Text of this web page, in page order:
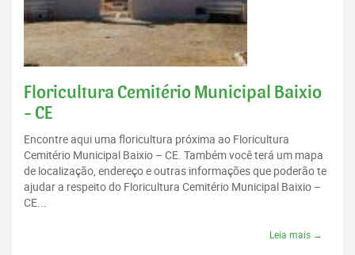
Floricultura Cemitério Municipal Baixio
- CE
Encontre aqui uma floricultura próxima ao Floricultura
Cemitério Municipal Baixio – CE. Também você terá um mapa
de localização, endereço e outras informações que poderão te
ajudar a respeito do Floricultura Cemitério Municipal Baixio –
CE...
Leia mais →